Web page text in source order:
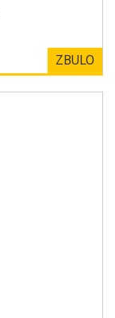
ZBULO